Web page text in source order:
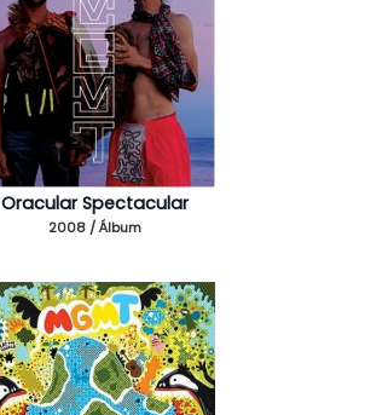
Oracular Spectacular
2008 / Álbum